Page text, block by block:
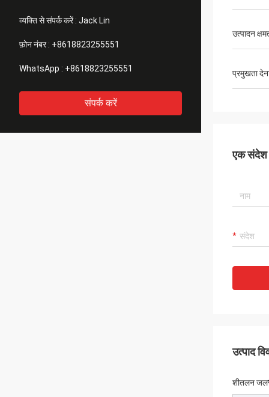
व्यक्ति से संपर्क करें : Jack Lin
फ़ोन नंबर : +8618823255551
WhatsApp : +8618823255551
संपर्क करें
उत्पादन
प्रमुखता
एक संदेश
उत्पाद
शीतलन जल